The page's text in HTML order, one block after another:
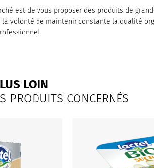
est de vous proposer des produits de
la volonté de maintenir constante la qualité
LOIN
PRODUITS CONCERNÉS